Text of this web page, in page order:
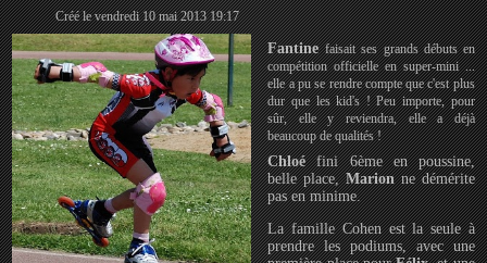
Créé le vendredi 10 mai 2013 19:17
Fantinefaisait ses grands débuts en
compétition officielle en super-mini ...
elle a pu se rendre compte que c'est plus
dur que les kid's ! Peu importe, pour
sûr, elle y reviendra, elle a déjà
beaucoup de qualités !
Chloéfini 6ème en poussine,
belle place,Marionne démérite
pas en minime.
La famille Cohen est la seule à
prendre les podiums, avec une